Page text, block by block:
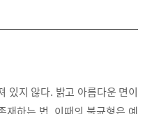
있지 않다. 밝고 아름다운 면이